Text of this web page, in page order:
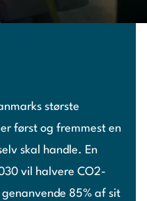
største
først og fremmest en
skal handle. En
vil halvere CO2-
85% af sit